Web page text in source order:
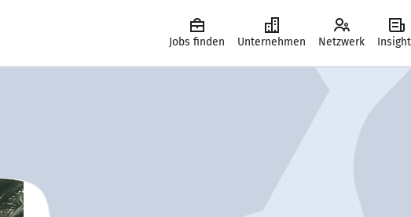
Jobs finden Unternehmen Netzwerk